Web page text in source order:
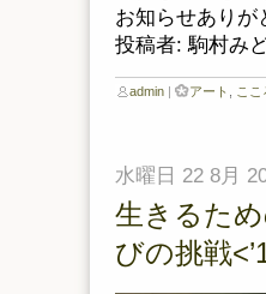
お知らせありが
投稿者: 駒村み
admin | アート ここ
水曜日 22 8月
生きるた
びの挑戦